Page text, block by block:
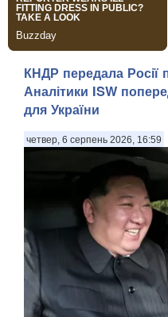
КНДР передала Росії
Аналітики ISW
для України
четвер, 6 серпень 2026, 16:59